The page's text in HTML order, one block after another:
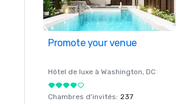
Promote your venue
Hôtel de luxe à Washington, DC
Chambres d'invités: 237